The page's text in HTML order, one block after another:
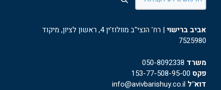
אביב ברישוי
| רח' הנצי"ב מוולוז'ין 4, ראשון לציון, מיקוד
7525980
משרד 050-8092338
פקס
דוא"ל